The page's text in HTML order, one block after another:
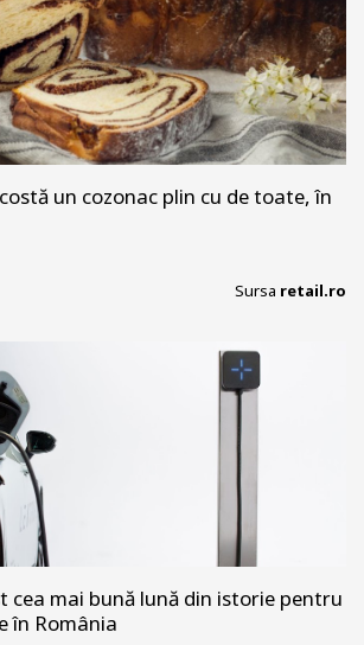
un cozonac plin cu de toate, în
Sursa retail.ro
cea mai bună lună din istorie pentru
în România